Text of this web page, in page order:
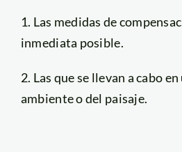
1. Las medidas de
inmediata posible.
2. Las que se llevan a cabo
ambiente o del paisaje.